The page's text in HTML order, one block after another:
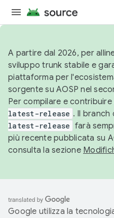
A partire dal 2026, per
sviluppo trunk stabile e
piattaforma per
sorgente su AOSP nel
Per compilare e contribuire
latest-release . Il branch
latest-release farà
più recente pubblicata su
consulta la sezione
Google utilizza la